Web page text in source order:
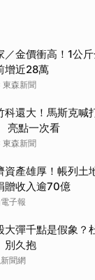
／金價衝高！1公
增近28萬
東森新聞
科還大！馬斯克喊
亮點一次看
東森新聞
資產雄厚！帳列土
贈收入逾70億
子報
大彈千點是假象？
別久抱
聞網